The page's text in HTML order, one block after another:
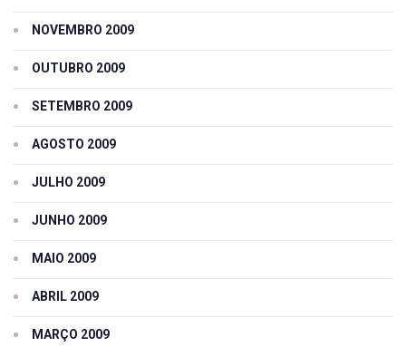
NOVEMBRO 2009
OUTUBRO 2009
SETEMBRO 2009
AGOSTO 2009
JULHO 2009
JUNHO 2009
MAIO 2009
ABRIL 2009
MARÇO 2009